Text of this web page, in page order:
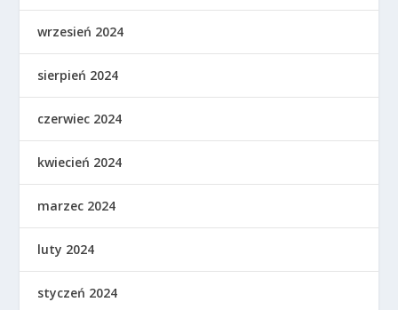
wrzesień 2024
sierpień 2024
czerwiec 2024
kwiecień 2024
marzec 2024
luty 2024
styczeń 2024